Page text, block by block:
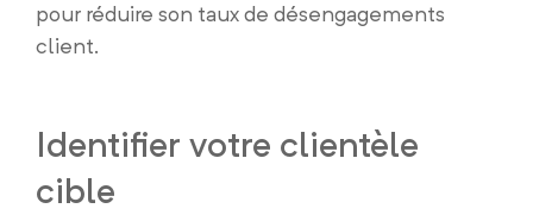
pour réduire son taux de désengagements
client.
Identifier votre clientèle
cible